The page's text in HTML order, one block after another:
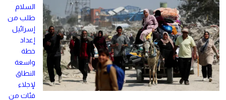
السلام
طلب من
إسرائيل
إعداد
خطة
واسعة
النطاق
لإجلاء
فئات من